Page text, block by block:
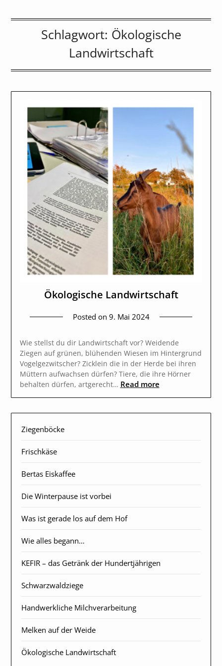
Schlagwort: Ökologische
Landwirtschaft
Ökologische Landwirtschaft
Posted on 9. Mai 2024
Wie stellst du dir Landwirtschaft vor? Weidende
Ziegen auf grünen, blühenden Wiesen im Hintergrund
Vogelgezwitscher? Zicklein die in der Herde bei ihren
Müttern aufwachsen dürfen? Tiere, die ihre Hörner
behalten dürfen, artgerecht… Read more
Ziegenböcke
Frischkäse
Bertas Eiskaffee
Die Winterpause ist vorbei
Was ist gerade los auf dem Hof
Wie alles begann…
KEFIR – das Getränk der Hundertjährigen
Schwarzwaldziege
Handwerkliche Milchverarbeitung
Melken auf der Weide
Ökologische Landwirtschaft